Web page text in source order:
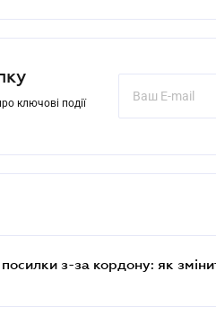
ключові події
з-за кордону: як